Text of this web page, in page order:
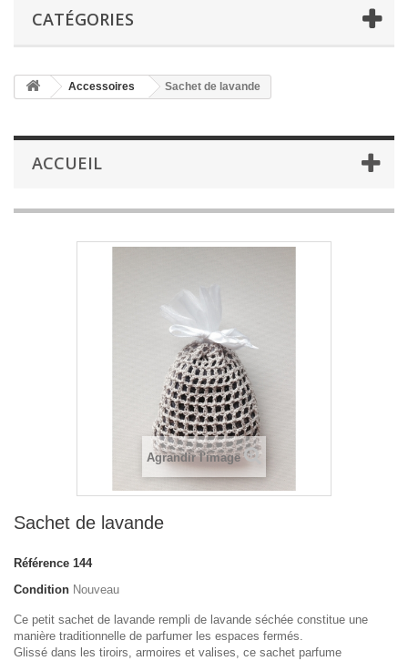
CATÉGORIES
Accessoires Sachet de lavande
ACCUEIL
Agrandir l'image
Sachet de lavande
Référence 144
Condition Nouveau
Ce petit sachet de lavande rempli de lavande séchée constitue une
manière traditionnelle de parfumer les espaces fermés.
Glissé dans les tiroirs, armoires et valises, ce sachet parfume